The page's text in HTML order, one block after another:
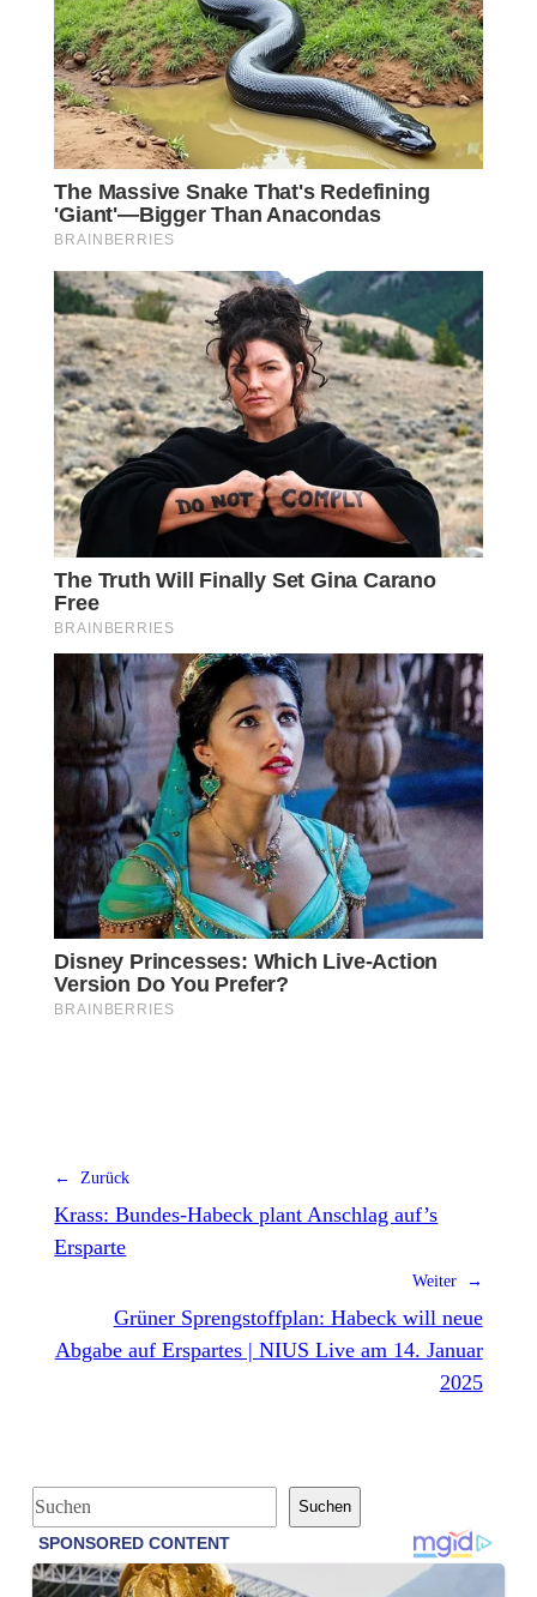
← Zurück
Krass: Bundes-Habeck plant Anschlag auf’s
Ersparte
Weiter →
Grüner Sprengstoffplan: Habeck will neue
Abgabe auf Erspartes | NIUS Live am 14. Januar
2025
S
u
h
Suchen